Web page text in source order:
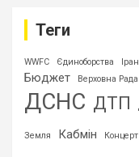
Теги
WWFC Єдиноборства Іран
Бюджет Верховна Рада
ДСНС ДТП
Земля Кабмін Концерт